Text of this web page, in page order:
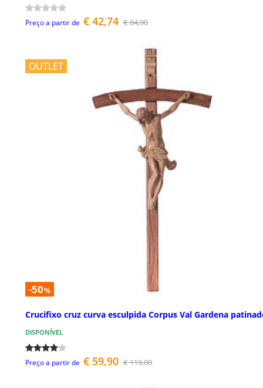
Preço a partir de € 42,74 € 84,90
OUTLET
-50%
Crucifixo cruz curva esculpida Corpus Val Gardena
DISPONÍVEL
Preço a partir de € 59,90 € 119,00